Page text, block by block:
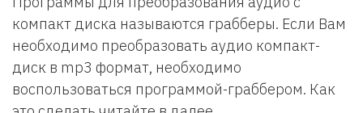
компакт диска называются грабберы. Если Вам
необходимо преобразовать аудио компакт-
диск в mp3 формат, необходимо
воспользоваться программой-граббером. Как